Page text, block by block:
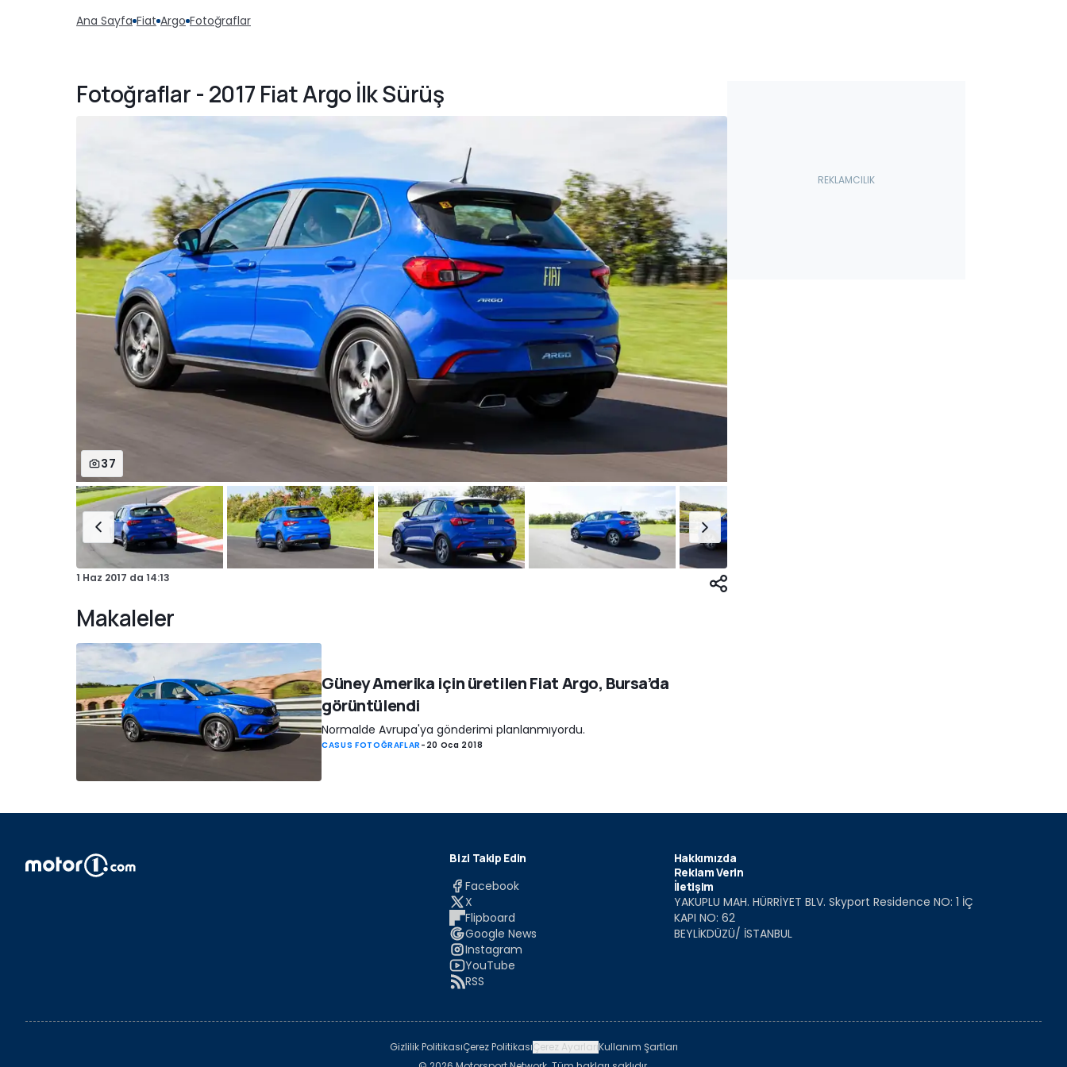
Ana Sayfa Fiat Argo Fotoğraflar
Fotoğraflar - 2017 Fiat Argo İlk Sürüş
37
1 Haz 2017 da 14:13
Makaleler
Güney Amerika için üretilen Fiat Argo, Bursa’da
görüntülendi
Normalde Avrupa'ya gönderimi planlanmıyordu.
CASUS FOTOĞRAFLAR - 20 Oca 2018
Bizi Takip Edin
Facebook
X
Flipboard
Google News
Instagram
YouTube
RSS
Hakkımızda
Reklam Verin
İletişim
YAKUPLU MAH. HÜRRİYET BLV. Skyport Residence NO: 1 İÇ
KAPI NO: 62
BEYLİKDÜZÜ/ İSTANBUL
Gizlilik PolitikasıÇerez PolitikasıÇerez AyarlarıKullanım Şartları